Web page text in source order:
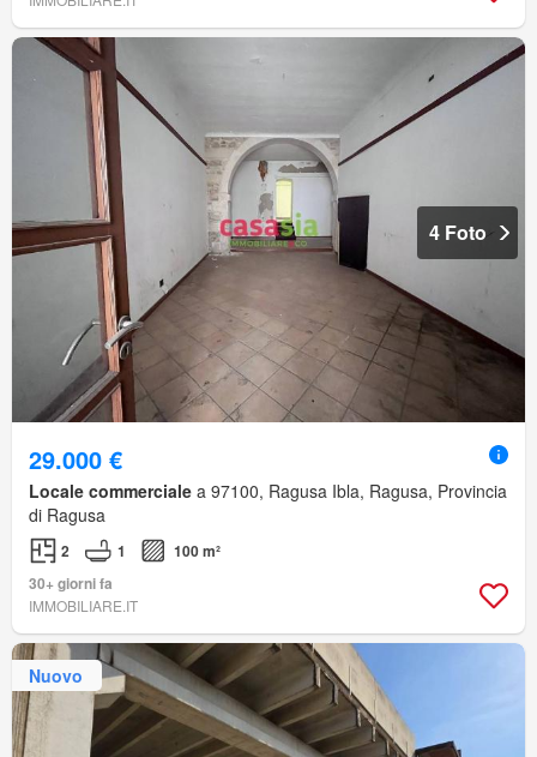
4 Foto
29.000 €
Locale commerciale a 97100, Ragusa Ibla, Ragusa, Provincia
di Ragusa
2 1
100 m²
30+ giorni fa
IMMOBILIARE.IT
Nuovo